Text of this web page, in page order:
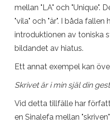
mellan "LA" och "Unique".
"vila" och "är". I båda fallen
introduktionen av toniska
bildandet av hiatus.
Ett annat exempel kan
Skrivet är i min själ din
Vid detta tillfälle har
en Sinalefa mellan